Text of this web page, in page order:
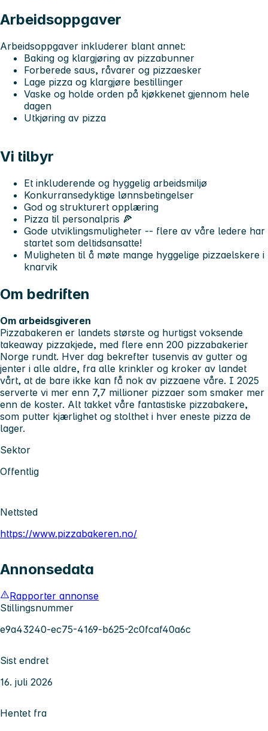
Arbeidsoppgaver
Arbeidsoppgaver inkluderer blant annet:
Baking og klargjøring av pizzabunner
Forberede saus, råvarer og pizzaesker
Lage pizza og klargjøre bestillinger
Vaske og holde orden på kjøkkenet gjennom hele
dagen
Utkjøring av pizza
Vi tilbyr
Et inkluderende og hyggelig arbeidsmiljø
Konkurransedyktige lønnsbetingelser
God og strukturert opplæring
Pizza til personalpris 🍕
Gode utviklingsmuligheter -- flere av våre ledere har
startet som deltidsansatte!
Muligheten til å møte mange hyggelige pizzaelskere i
knarvik
Om bedriften
Om arbeidsgiveren
Pizzabakeren er landets største og hurtigst voksende
takeaway pizzakjede, med flere enn 200 pizzabakerier
Norge rundt. Hver dag bekrefter tusenvis av gutter og
jenter i alle aldre, fra alle krinkler og kroker av landet
vårt, at de bare ikke kan få nok av pizzaene våre. I 2025
serverte vi mer enn 7,7 millioner pizzaer som smaker mer
enn de koster. Alt takket våre fantastiske pizzabakere,
som putter kjærlighet og stolthet i hver eneste pizza de
lager.
Sektor
Offentlig
Nettsted
https://www.pizzabakeren.no/
Annonsedata
Rapporter annonse
Stillingsnummer
e9a43240-ec75-4169-b625-2c0fcaf40a6c
Sist endret
16. juli 2026
Hentet fra